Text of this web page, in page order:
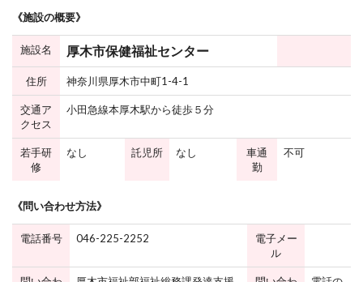
《施設の概要》
施設名 厚木市保健福祉センター
住所 神奈川県厚木市中町1-4-1
交通ア
クセス
小田急線本厚木駅から徒歩５分
若手研
修
なし 託児所 なし
車通
勤
不可
《問い合わせ方法》
電話番号 046-225-2252
電子メー
ル